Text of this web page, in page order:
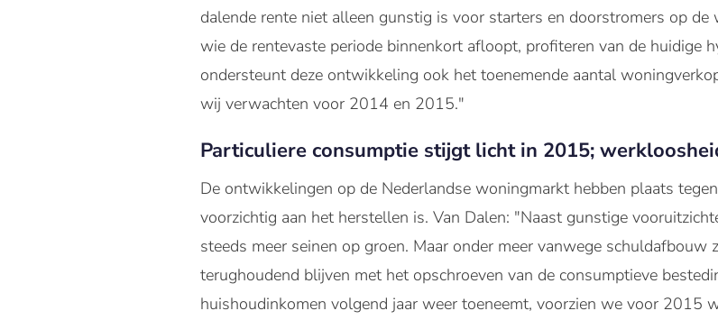
dalende rente niet alleen gunstig is voor starters en doorstromers op
wie de rentevaste periode binnenkort afloopt, profiteren van de huidige
ondersteunt deze ontwikkeling ook het toenemende aantal
wij verwachten voor 2014 en 2015."
Particuliere consumptie stijgt licht in 2015;
De ontwikkelingen op de Nederlandse woningmarkt hebben plaats
voorzichtig aan het herstellen is. Van Dalen: "Naast gunstige
steeds meer seinen op groen. Maar onder meer vanwege schuldafbouw
terughoudend blijven met het opschroeven van de consumptieve
huishoudinkomen volgend jaar weer toeneemt, voorzien we voor 2015